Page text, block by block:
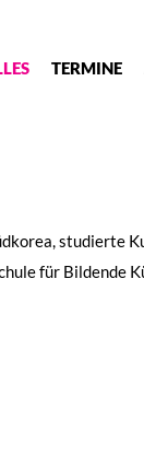
TERMINE
studierte
für Bildende